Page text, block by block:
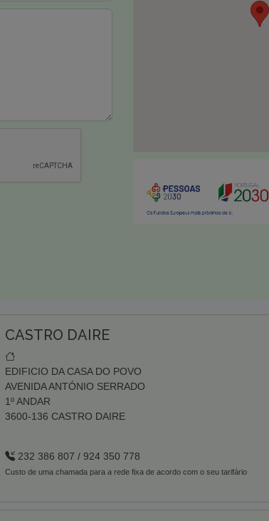
CASTRO DAIRE
EDIFICIO DA CASA DO POVO
AVENIDA ANTÓNIO SERRADO
1º ANDAR
3600-136 CASTRO DAIRE
232 386 807 / 924 350 778
Custo de uma chamada para a rede fixa de acordo com o seu tarifário